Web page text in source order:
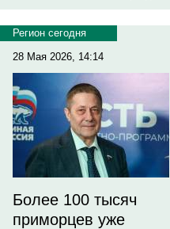
Регион сегодня
28 Мая 2026, 14:14
Более 100 тысяч
приморцев уже